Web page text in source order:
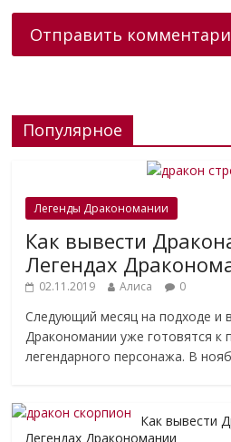
Популярное
Легенды Дракономании
Как вывести
Легендах
02.11.2019 Алиса 0
Следующий месяц на подходе и
Дракономании уже готовятся к
легендарного персонажа. В
Как вывести
Легендах Дракономании